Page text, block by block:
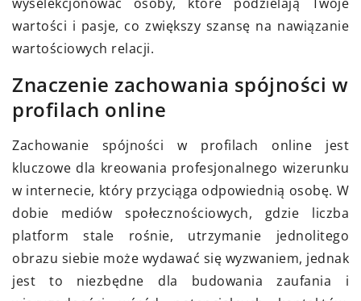
wartości i pasje, co zwiększy szansę na nawiązanie
wartościowych relacji.
Znaczenie zachowania spójności w
profilach online
Zachowanie spójności w profilach online jest
kluczowe dla kreowania profesjonalnego wizerunku
w internecie, który przyciąga odpowiednią osobę. W
dobie mediów społecznościowych, gdzie liczba
platform stale rośnie, utrzymanie jednolitego
obrazu siebie może wydawać się wyzwaniem, jednak
jest to niezbędne dla budowania zaufania i